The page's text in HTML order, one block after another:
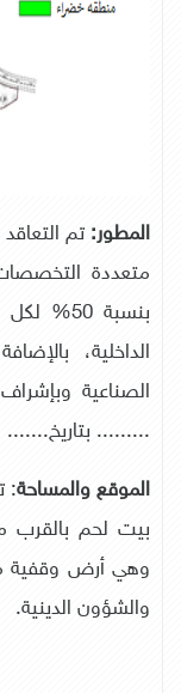
المطور: تم
متعددة
بنسبة
الداخلية،
الصناعية
......... بتاريخ.......
الموقع والمساحة:
وهي أرض وقفية
والشؤون الدينية.